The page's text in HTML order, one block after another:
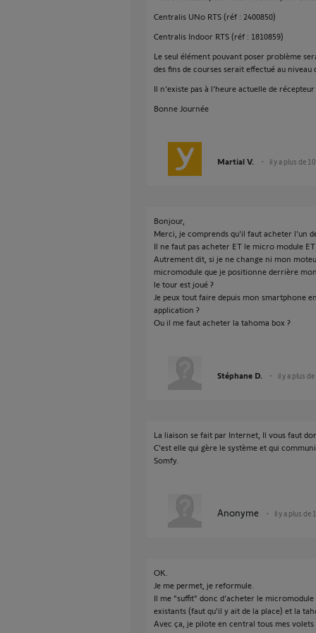
Centralis UNo RTS (réf : 2400850)
Centralis Indoor RTS (réf : 1810859)
Le seul élément pouvant poser problème
des fins de courses serait effectué au niveau
Il n'existe pas à l'heure actuelle de récepteur
Bonne Journée
Martial V. il y a plus de
Bonjour,
Merci, je comprends qu'il faut acheter l'un
Il ne faut pas acheter ET le micro module
Autrement dit, si je ne change ni mon
micromodule que je positionne derrière
le tour est joué ?
Je peux tout faire depuis mon smartphone
application ?
Ou il me faut acheter la tahoma box ?
Stéphane D. il y a plus
La liaison se fait par Internet, Il vous faut
C'est elle qui gère le système et qui
Somfy.
Anonyme il y a plus de
OK.
Je me permet, je reformule.
Il me "suffit" donc d'acheter le
existants (faut qu'il y ait de la place) et la
Avec ça, je pilote en central tous mes volets